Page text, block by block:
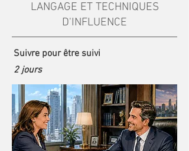
LANGAGE ET TECHNIQUES
D'INFLUENCE
Suivre pour être suivi
2 jours